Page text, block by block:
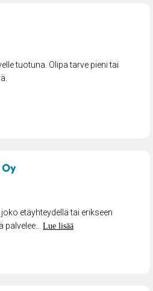
lähelläsi
tuotuna. Olipa tarve pieni tai
– Seksuaalineuvonta
etäyhteydellä tai erikseen
Lue lisää